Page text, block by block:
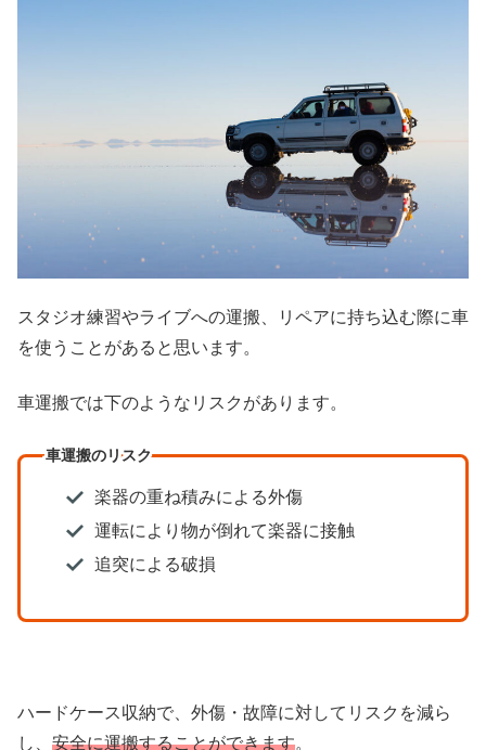
スタジオ練習やライブへの運搬、リペアに持ち込む際に車
を使うことがあると思います。
車運搬では下のようなリスクがあります。
車運搬のリスク
楽器の重ね積みによる外傷
運転により物が倒れて楽器に接触
追突による破損
ハードケース収納で、外傷・故障に対してリスクを減ら
し、 安全に運搬することができます。